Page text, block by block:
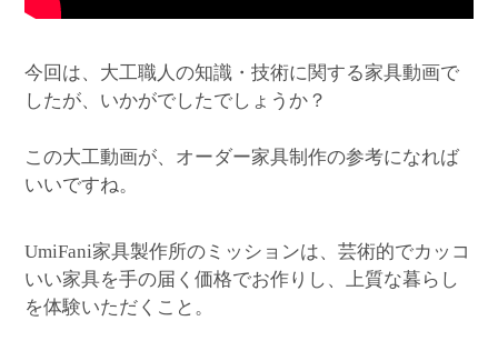
今回は、大工職人の知識・技術に関する家具動画で
したが、いかがでしたでしょうか？
この大工動画が、オーダー家具制作の参考になれば
いいですね。
UmiFani家具製作所のミッションは、芸術的でカッコ
いい家具を手の届く価格でお作りし、上質な暮らし
を体験いただくこと。